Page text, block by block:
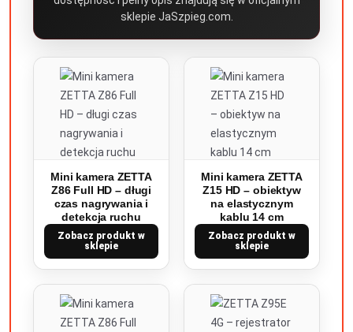
sklepie JaSzpieg.com.
Mini kamera ZETTA
Z86 Full HD – długi
czas nagrywania i
detekcja ruchu
Zobacz produkt w
sklepie
Mini kamera ZETTA
Z15 HD – obiektyw
na elastycznym
kablu 14 cm
Zobacz produkt w
sklepie